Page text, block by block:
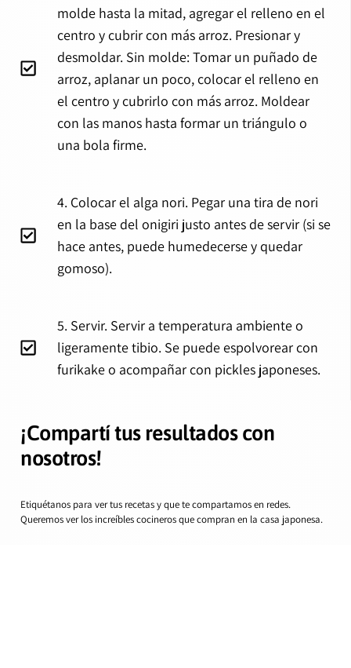
molde hasta la mitad, agregar el relleno en el
centro y cubrir con más arroz. Presionar y
desmoldar. Sin molde: Tomar un puñado de
arroz, aplanar un poco, colocar el relleno en
el centro y cubrirlo con más arroz. Moldear
con las manos hasta formar un triángulo o
una bola firme.
4. Colocar el alga nori. Pegar una tira de nori
en la base del onigiri justo antes de servir (si se
hace antes, puede humedecerse y quedar
gomoso).
5. Servir. Servir a temperatura ambiente o
ligeramente tibio. Se puede espolvorear con
furikake o acompañar con pickles japoneses.
¡Compartí tus resultados con
nosotros!
Etiquétanos para ver tus recetas y que te compartamos en redes.
Queremos ver los increíbles cocineros que compran en la casa japonesa.